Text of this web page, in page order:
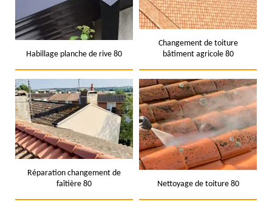
Habillage planche de rive 80
Changement de toiture
bâtiment agricole 80
Réparation changement de
faîtière 80
Nettoyage de toiture 80